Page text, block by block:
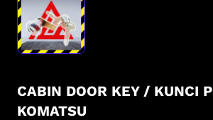
CABIN DOOR KEY / KUNCI
KOMATSU